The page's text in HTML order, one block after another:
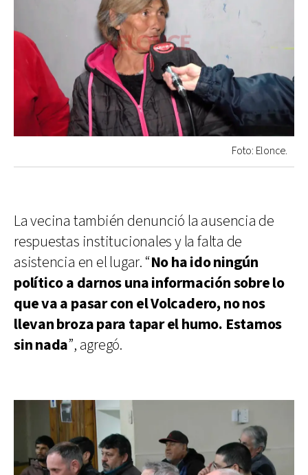
Foto: Elonce.
La vecina también denunció la ausencia de
respuestas institucionales y la falta de
asistencia en el lugar. “No ha ido ningún
político a darnos una información sobre lo
que va a pasar con el Volcadero, no nos
llevan broza para tapar el humo. Estamos
sin nada”, agregó.